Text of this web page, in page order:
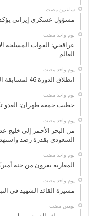
‏ساعتين مضت
مسؤول عسكري إيراني يؤكد
‏يوم واحد مضت
عراقجي: القوات المسلحة
العالم
‏يوم واحد مضت
انطلاق الدورة 46 لمسابقة القرآن الدولية في مكة
‏يوم واحد مضت
خطيب جمعة طهران: العدو
‏يوم واحد مضت
من البحر الأحمر إلى خليج
السعودي بقدرة رصد
‏يوم واحد مضت
المغاربة يفرون من جنة
‏يوم واحد مضت
مسيرة القائد الشهيد في
‏يومين مضت